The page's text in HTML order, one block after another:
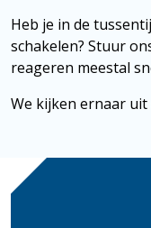
Heb je in de
schakelen? Stuur
reageren meestal
We kijken ernaar